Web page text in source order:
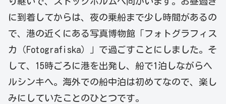
に到着してからは、夜の乗船まで少し時間があるの
で、港の近くにある写真博物館「フォトグラフィス
カ（Fotografiska）」で過ごすことにしました。そ
して、15時ごろに港を出発し、船で1泊しながらヘ
ルシンキへ。海外での船中泊は初めてなので、楽し
みにしていたことのひとつです。